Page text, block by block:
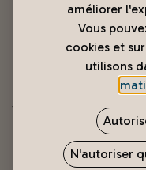
Sac pm
XPF
améliorer
Vous
cookies et
utilisons
N'autoriser